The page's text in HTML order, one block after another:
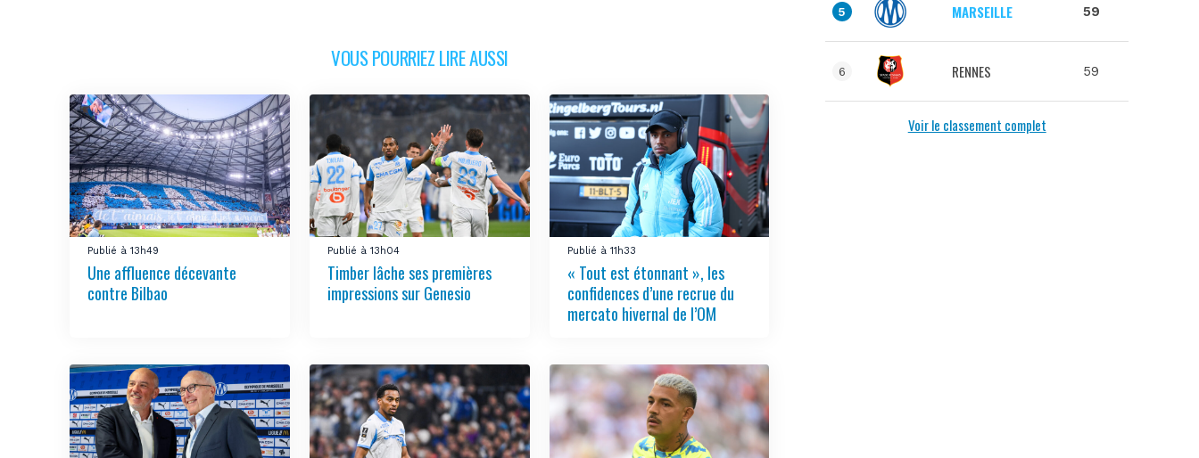
VOUS POURRIEZ LIRE AUSSI
Publié à 13h49
Une affluence décevante
contre Bilbao
Publié à 13h04
Timber lâche ses premières
impressions sur Genesio
Publié à 11h33
« Tout est étonnant », les
confidences d’une recrue du
mercato hivernal de l’OM
5 MARSEILLE 59
6 RENNES 59
Voir le classement complet